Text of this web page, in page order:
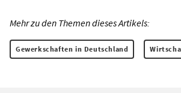
Mehr zu den Themen dieses Artikels:
Gewerkschaften in Deutschland